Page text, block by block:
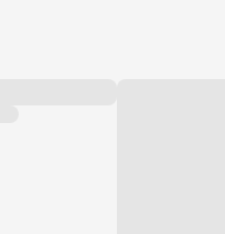
ห้ได้ รับเงินเดือนรัฐ ใช้